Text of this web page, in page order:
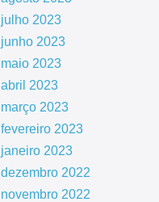
julho 2023
junho 2023
maio 2023
abril 2023
março 2023
fevereiro 2023
janeiro 2023
dezembro 2022
novembro 2022